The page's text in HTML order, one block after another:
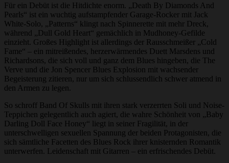
Für ein Debüt ist die Hitdichte enorm. „Death By Diamonds And
Pearls“ ist ein wuchtig aufstampfender Garage-Rocker mit Jack
White-Solo, „Patterns“ klingt nach Spinnerette mit mehr Dreck,
während „Dull Gold Heart“ gemächlich in Mudhoney-Gefilde
einzieht. Großes Highlight ist allerdings der Rausschmeißer „Cold
Fame“ – ein mitreißendes, herzerwärmendes Duett Marsdens und
Richardsons, die sich voll und ganz dem Blues hingeben, die The
Verve und die Jon Spencer Blues Explosion mit wachsender
Begeisterung zitieren, nur um sich schlussendlich schwer atmend in
den Armen zu legen.
So schroff Band Of Skulls mit ihren stark verzerrten Soli und Noise-
Teppichen gelegentlich auch agiert, die wahre Schönheit von „Baby
Darling Doll Face Honey“ liegt in seiner Fragilität, in der
unterschwelligen sexuellen Spannung der beiden Protagonisten, die
sich sämtliche Facetten des Blues Rock ihrer knisternden Romantik
unterwerfen. Leidenschaft mit Gitarren – ein erfrischendes Debüt.